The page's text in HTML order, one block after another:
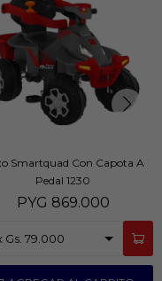
Smartquad Con Capota A
Pedal 1230
PYG 869.000